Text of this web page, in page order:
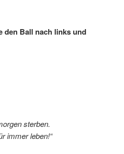
den Ball nach links und
sterben.
immer leben!“